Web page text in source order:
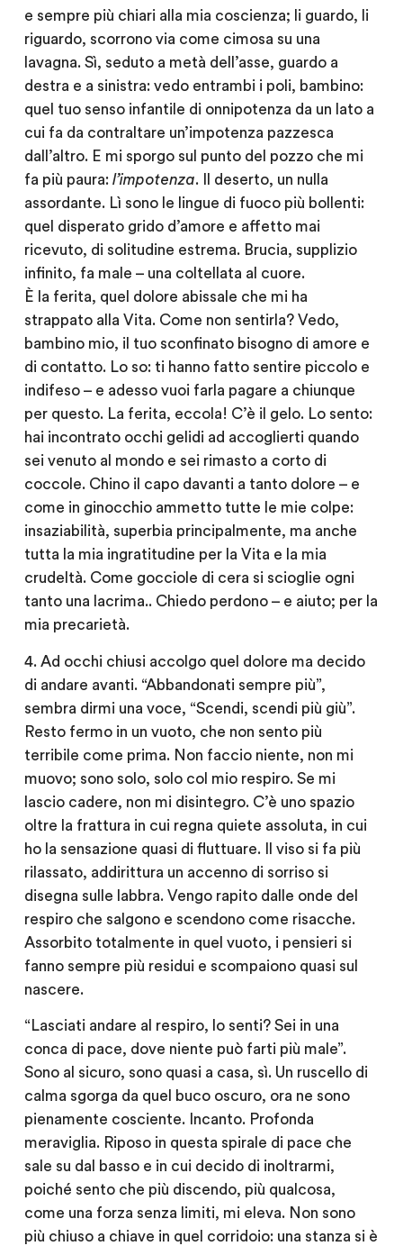
e sempre più chiari alla mia coscienza; li guardo, li
riguardo, scorrono via come cimosa su una
lavagna. Sì, seduto a metà dell’asse, guardo a
destra e a sinistra: vedo entrambi i poli, bambino:
quel tuo senso infantile di onnipotenza da un lato a
cui fa da contraltare un’impotenza pazzesca
dall’altro. E mi sporgo sul punto del pozzo che mi
fa più paura: l’impotenza. Il deserto, un nulla
assordante. Lì sono le lingue di fuoco più bollenti:
quel disperato grido d’amore e affetto mai
ricevuto, di solitudine estrema. Brucia, supplizio
infinito, fa male – una coltellata al cuore.
È la ferita, quel dolore abissale che mi ha
strappato alla Vita. Come non sentirla? Vedo,
bambino mio, il tuo sconfinato bisogno di amore e
di contatto. Lo so: ti hanno fatto sentire piccolo e
indifeso – e adesso vuoi farla pagare a chiunque
per questo. La ferita, eccola! C’è il gelo. Lo sento:
hai incontrato occhi gelidi ad accoglierti quando
sei venuto al mondo e sei rimasto a corto di
coccole. Chino il capo davanti a tanto dolore – e
come in ginocchio ammetto tutte le mie colpe:
insaziabilità, superbia principalmente, ma anche
tutta la mia ingratitudine per la Vita e la mia
crudeltà. Come gocciole di cera si scioglie ogni
tanto una lacrima.. Chiedo perdono – e aiuto; per la
mia precarietà.
4. Ad occhi chiusi accolgo quel dolore ma decido
di andare avanti. “Abbandonati sempre più”,
sembra dirmi una voce, “Scendi, scendi più giù”.
Resto fermo in un vuoto, che non sento più
terribile come prima. Non faccio niente, non mi
muovo; sono solo, solo col mio respiro. Se mi
lascio cadere, non mi disintegro. C’è uno spazio
oltre la frattura in cui regna quiete assoluta, in cui
ho la sensazione quasi di fluttuare. Il viso si fa più
rilassato, addirittura un accenno di sorriso si
disegna sulle labbra. Vengo rapito dalle onde del
respiro che salgono e scendono come risacche.
Assorbito totalmente in quel vuoto, i pensieri si
fanno sempre più residui e scompaiono quasi sul
nascere.
“Lasciati andare al respiro, lo senti? Sei in una
conca di pace, dove niente può farti più male”.
Sono al sicuro, sono quasi a casa, sì. Un ruscello di
calma sgorga da quel buco oscuro, ora ne sono
pienamente cosciente. Incanto. Profonda
meraviglia. Riposo in questa spirale di pace che
sale su dal basso e in cui decido di inoltrarmi,
poiché sento che più discendo, più qualcosa,
come una forza senza limiti, mi eleva. Non sono
più chiuso a chiave in quel corridoio: una stanza si è